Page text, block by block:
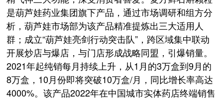
是葫芦娃药业集团旗下产品，通过市场调研和组方分
析，葫芦娃市场部为该产品精准提炼出三大适用人
群；成立“葫芦娃亮剑行动突击队”，跨区域集中联动
开展炒店与爆店，与门店形成战略同盟，引爆销量。
2021年起纯销每月持续上升，从1月的3万盒到9月的
8万盒，10月份即将突破10万盒/月，同比增长率高达
4000%。该产品2022年在中国城市实体药店终端销售